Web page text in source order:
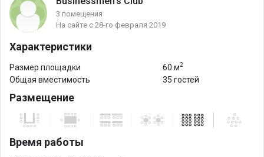
3 помещения
На сайте с 28-го февраля 2019
Характеристики
Размер площадки 60 м2
Общая вместимость 35 гостей
Размещение
Время работы